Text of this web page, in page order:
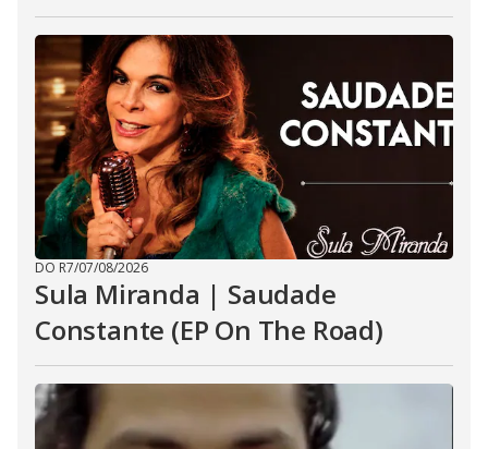
DO R7/07/08/2026
Sula Miranda | Saudade
Constante (EP On The Road)